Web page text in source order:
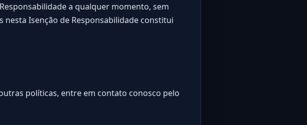
a qualquer momento, sem
Isenção de Responsabilidade constitui
políticas, entre em contato conosco pelo